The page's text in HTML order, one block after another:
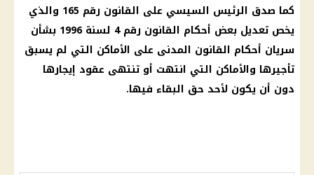
كما صدق الرئيس السيسي
على القانون رقم 165 والذي
يخص تعديل بعض أحكام القانون رقم 4 لسنة 1996 بشأن
سريان أحكام القانون المدنى على الأماكن التي لم يسبق
تأجيرها والأماكن التي انتهت أو تنتهى عقود إيجارها
دون أن يكون لأحد حق البقاء فيها.